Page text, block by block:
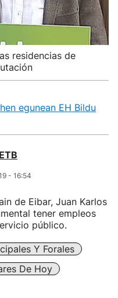
residencias de
egunean EH Bildu
- 16:54
de Eibar, Juan Karlos
tener empleos
público.
Y Forales
De Hoy